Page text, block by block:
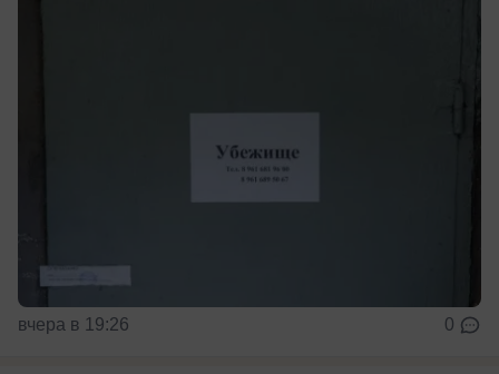
вчера в 19:26 0